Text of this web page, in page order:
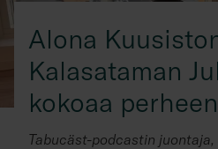
Alona
Kalasataman
kokoaa
Tabucäst-podcastin